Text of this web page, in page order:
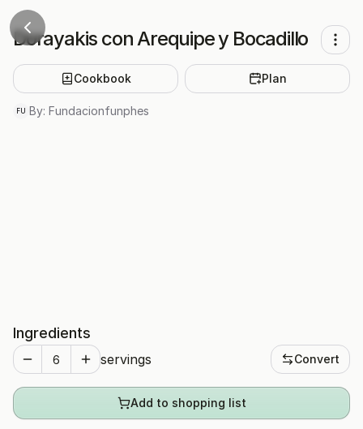
Dorayakis con Arequipe y Bocadillo
Cookbook Plan
FU By: Fundacionfunphes
Ingredients
servings Convert
Add to shopping list